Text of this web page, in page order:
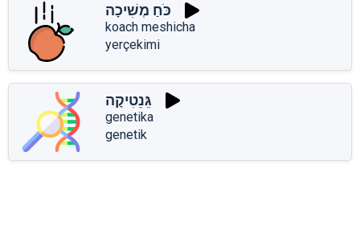
כֹּחַ מְשִׁיכָה
koach meshicha
yerçekimi
גֵּנֵטִיקָה
genetika
genetik